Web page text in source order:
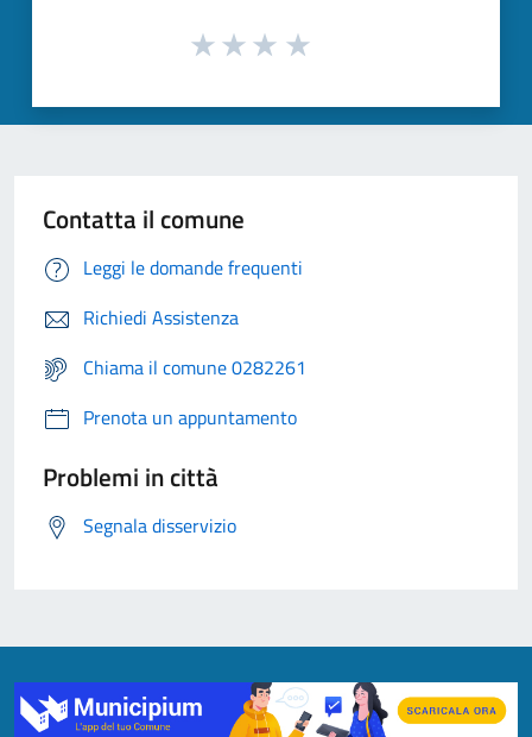
Contatta il comune
Leggi le domande frequenti
Richiedi Assistenza
Chiama il comune 0282261
Prenota un appuntamento
Problemi in città
Segnala disservizio